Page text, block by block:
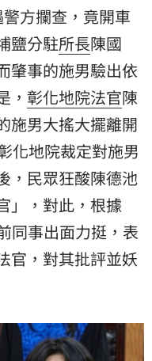
方攔查，竟開車
鹽分駐所長陳國
肇事的施男驗出依
， 彰化地院法官陳
施男大搖大擺離開
化地院裁定對施男
，民眾狂酸陳德池
」，對此，根據
同事出面力挺，表
官，對其批評並妖